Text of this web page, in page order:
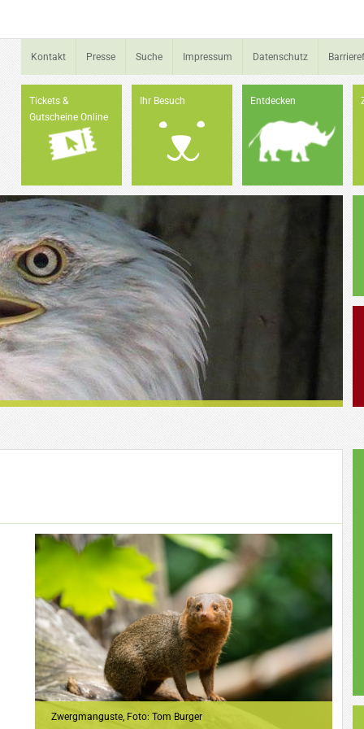
Tickets &
Gutscheine Online
Ihr Besuch Entdecken
Kontakt Presse Suche Impressum Datenschutz
Zwergmanguste, Foto: Tom Burger